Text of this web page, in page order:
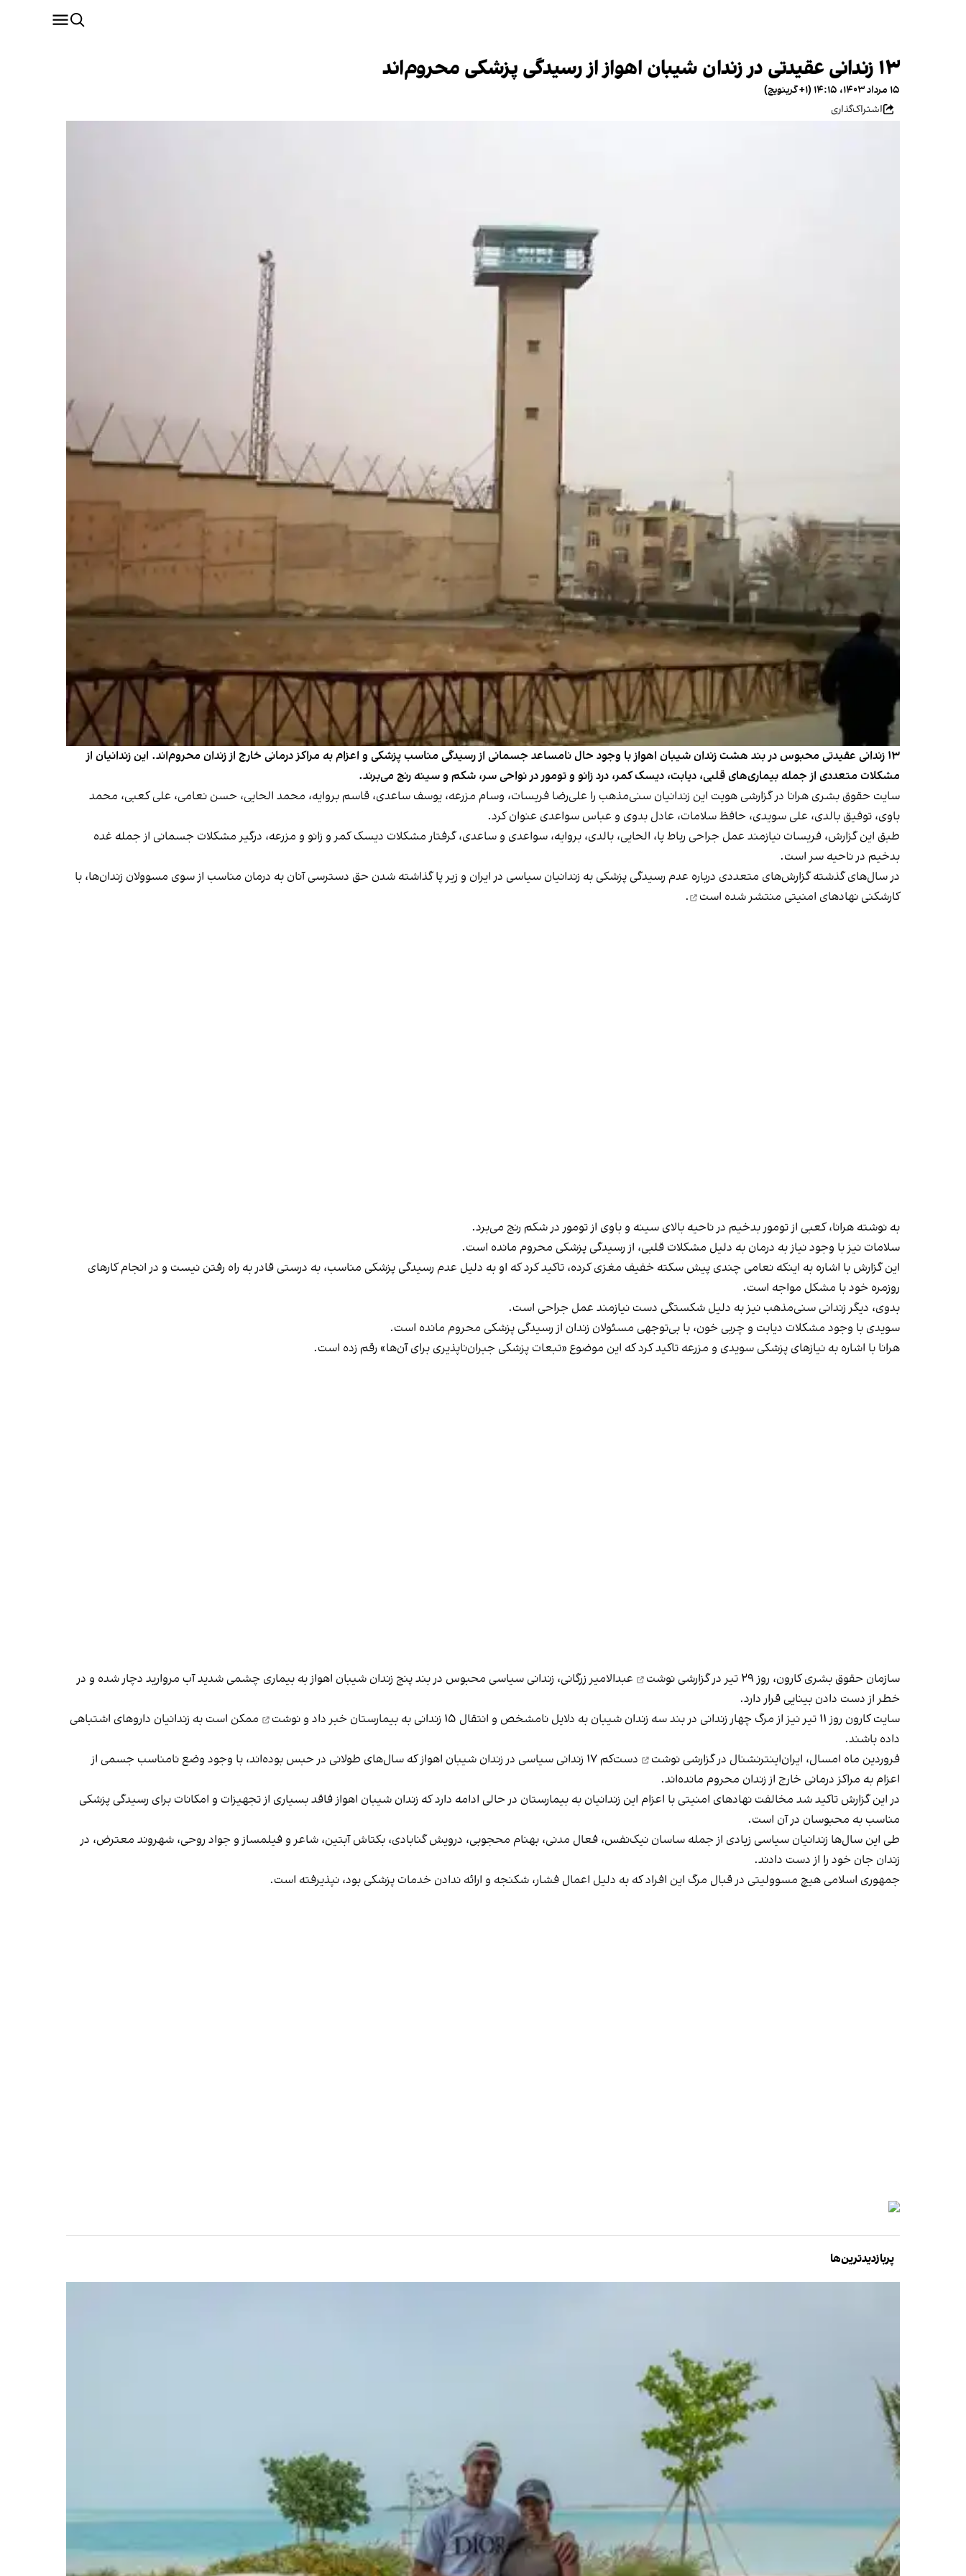
۱۳ زندانی عقیدتی در زندان شیبان اهواز از رسیدگی پزشکی محروم‌اند
۱۵ مرداد ۱۴۰۳، ۱۴:۱۵ (‎+۱ گرینویچ)
اشتراک‌گذاری
۱۳ زندانی عقیدتی محبوس در بند هشت زندان شیبان اهواز با وجود حال نامساعد جسمانی از رسیدگی مناسب پزشکی و اعزام به مراکز درمانی خارج از زندان محروم‌اند. این زندانیان از
مشکلات متعددی از جمله بیماری‌های قلبی، دیابت، دیسک کمر، درد زانو و تومور در نواحی سر، شکم و سینه رنج می‌برند.
سایت حقوق بشری هرانا در گزارشی هویت این زندانیان سنی‌مذهب را علی‌رضا فریسات، وسام مزرعه، یوسف ساعدی، قاسم بروایه، محمد الحایی، حسن نعامی، علی کعبی، محمد
باوی، توفیق بالدی، علی سویدی، حافظ سلامات، عادل بدوی و عباس سواعدی عنوان کرد.
طبق این گزارش، فریسات نیازمند عمل جراحی رباط پا، الحایی، بالدی، بروایه، سواعدی و ساعدی، گرفتار مشکلات دیسک کمر و زانو و مزرعه، درگیر مشکلات جسمانی از جمله غده
بدخیم در ناحیه سر است.
در سال‌های گذشته گزارش‌های متعددی درباره عدم رسیدگی پزشکی به زندانیان سیاسی در ایران و زیر پا گذاشته شدن حق دسترسی آنان به درمان مناسب از سوی مسوولان زندان‌ها، با
کارشکنی نهادهای امنیتی منتشر شده است .
به نوشته هرانا، کعبی از تومور بدخیم در ناحیه بالای سینه و باوی از تومور در شکم رنج می‌برد.
سلامات نیز با وجود نیاز به درمان به دلیل مشکلات قلبی، از رسیدگی پزشکی محروم مانده است.
این گزارش با اشاره به اینکه نعامی چندی پیش سکته خفیف مغزی کرده، تاکید کرد که او به دلیل عدم رسیدگی پزشکی مناسب، به درستی قادر به راه رفتن نیست و در انجام کارهای
روزمره خود با مشکل مواجه است.
بدوی، دیگر زندانی سنی‌مذهب نیز به دلیل شکستگی دست نیازمند عمل جراحی است.
سویدی با وجود مشکلات دیابت و چربی خون، با بی‌توجهی مسئولان زندان از رسیدگی پزشکی محروم مانده است.
هرانا با اشاره به نیازهای پزشکی سویدی و مزرعه تاکید کرد که این موضوع «تبعات پزشکی جبران‌ناپذیری برای آن‌ها» رقم زده است.
سازمان حقوق بشری کارون، روز ۲۹ تیر در گزارشی نوشت
عبدالامیر زرگانی، زندانی سیاسی محبوس در بند پنج زندان شیبان اهواز به بیماری چشمی شدید آب مروارید دچار شده و در
خطر از دست دادن بینایی قرار دارد.
سایت کارون روز ۱۱ تیر نیز از مرگ چهار زندانی در بند سه زندان شیبان به دلایل نامشخص و انتقال ۱۵ زندانی به بیمارستان
خبر داد و نوشت
ممکن است به زندانیان داروهای اشتباهی
داده باشند.
فروردین ماه امسال، ایران‌اینترنشنال در گزارشی نوشت
دست‌کم ۱۷ زندانی سیاسی در زندان شیبان اهواز که سال‌های طولانی در حبس بوده‌اند، با وجود وضع نامناسب جسمی از
اعزام به مراکز درمانی خارج از زندان محروم‌ مانده‌اند.
در این گزارش تاکید شد مخالفت نهادهای امنیتی با اعزام این زندانیان به بیمارستان در حالی ادامه دارد که زندان شیبان اهواز فاقد بسیاری از تجهیزات و امکانات برای رسیدگی پزشکی
مناسب به محبوسان در آن است.
طی این سال‌ها زندانیان سیاسی زیادی از جمله ساسان نیک‌نفس، فعال مدنی، بهنام محجوبی، درویش گنابادی، بکتاش آبتین، شاعر و فیلمساز و جواد روحی، شهروند معترض، در
زندان جان خود را از دست دادند.
جمهوری اسلامی هیچ مسوولیتی در قبال مرگ این افراد که به دلیل اعمال فشار، شکنجه و ارائه ندادن خدمات پزشکی بود، نپذیرفته است.
پربازدیدترین‌ها